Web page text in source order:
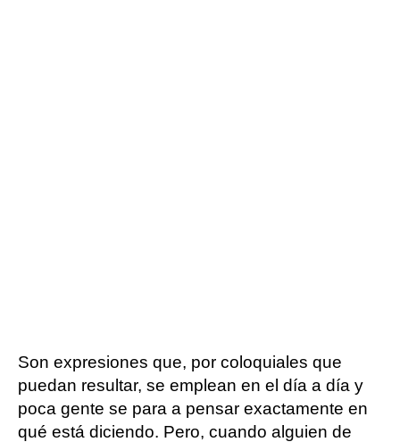
Son expresiones que, por coloquiales que
puedan resultar, se emplean en el día a día y
poca gente se para a pensar exactamente en
qué está diciendo. Pero, cuando alguien de